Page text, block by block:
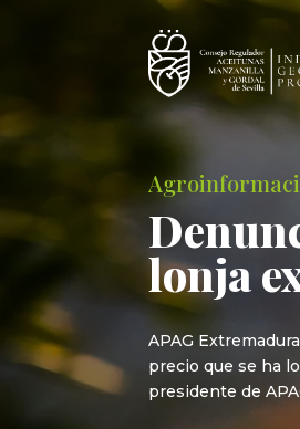
lonja
APAG
precio que se ha
presidente de